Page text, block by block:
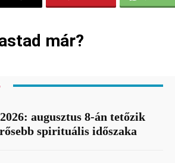
már?
augusztus 8-án tetőzik
spirituális időszaka